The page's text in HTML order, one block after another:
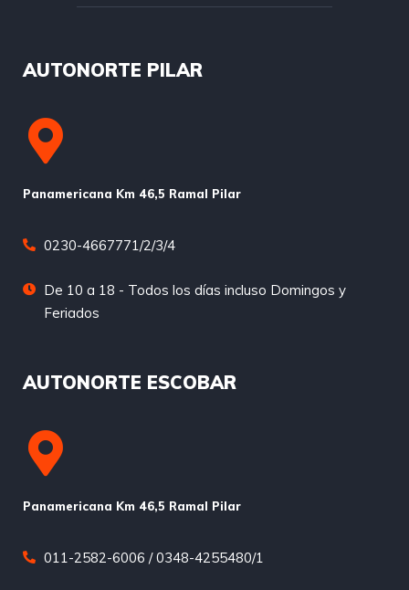
AUTONORTE PILAR
Panamericana Km 46,5 Ramal Pilar
0230-4667771/2/3/4
De 10 a 18 - Todos los días incluso Domingos y
Feriados
AUTONORTE ESCOBAR
Panamericana Km 46,5 Ramal Pilar
011-2582-6006 / 0348-4255480/1